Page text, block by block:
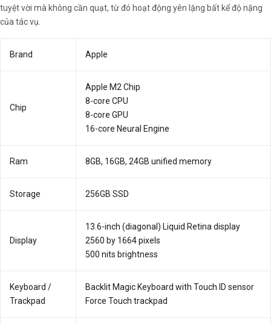
tuyệt vời mà không cần quạt, từ đó hoạt động yên lặng bất kể độ nặng
của tác vụ.
Brand Apple
Chip
Apple M2 Chip
8-core CPU
8-core GPU
16-core Neural Engine
Ram 8GB, 16GB, 24GB unified memory
Storage 256GB SSD
Display
13.6-inch (diagonal) Liquid Retina display
2560 by 1664 pixels
500 nits brightness
Key­board /
Track­pad
Backlit Magic Keyboard with Touch ID sensor
Force Touch trackpad